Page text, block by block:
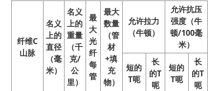
纤维C
山脉
名义
上的
直径
（毫
米）
名义
上的
重量
（千
克/
公
里）
最
大
光
纤
每
管
最大
数量
（管
材
+填
充
物）
允许拉力
（牛顿）
允许抗压
强度（牛
顿/100毫
米）
短的
T呃
长
的T
呃
短的
T呃
长
的T
呃